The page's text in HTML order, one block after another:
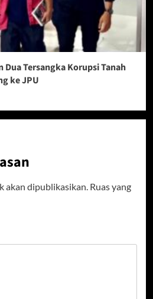
Tersangka Korupsi Tanah
ke JPU
akan dipublikasikan. Ruas yang